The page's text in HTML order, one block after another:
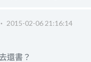
2015-02-06 21:16:14
還書？